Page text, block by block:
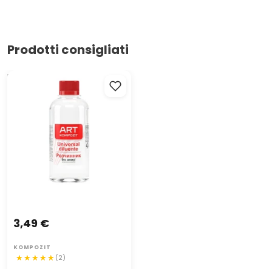
Prodotti consigliati
Diluente e solvente
3,49 €
KOMPOZIT
(2)